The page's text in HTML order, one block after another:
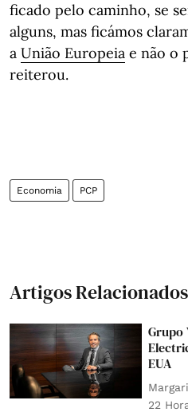
ficado pelo caminho, se
alguns, mas ficámos
a União Europeia e não o
reiterou.
Economia PCP
Artigos Relacionados
Grupo
EUA
22